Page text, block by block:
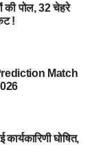
की पोल, 32 चेहरे
!
Match
घोषित,